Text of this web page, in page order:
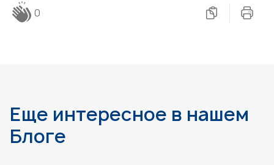
0
Еще интересное в нашем
Блоге